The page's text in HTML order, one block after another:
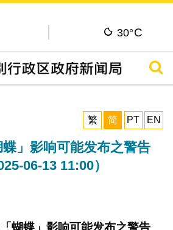
30°C
搜寻
繁
简 PT EN
」影响可能发布之警告
06-13 11:00）
蝴蝶」影响可能发布之警告